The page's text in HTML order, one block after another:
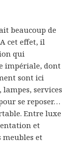
beaucoup de
cet effet, il
qui
impériale, dont
sont ici
lampes, services
se reposer…
Entre luxe
et
meubles et